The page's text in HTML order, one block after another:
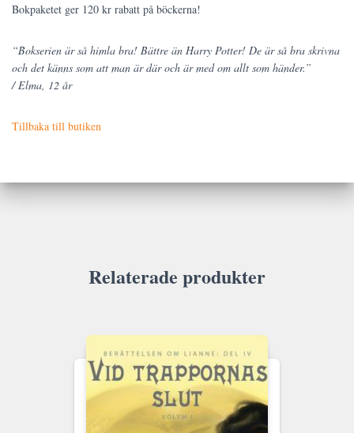
Bokpaketet ger 120 kr rabatt på böckerna!
“Bokserien är så himla bra! Bättre än Harry Potter! De är så bra skrivna
och det känns som att man är där och är med om allt som händer.”
/ Elma, 12 år
Tillbaka till butiken
Relaterade produkter